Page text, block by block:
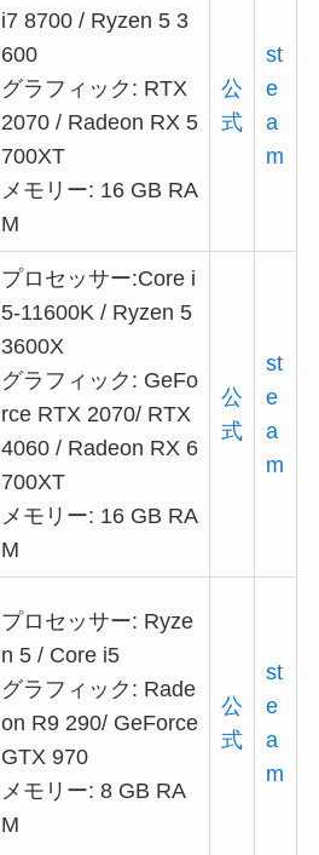
i7 8700 / Ryzen 5 3
600
グラフィック: RTX
2070 / Radeon RX 5
700XT
メモリー: 16 GB RA
M
公
式
st
e
a
m
プロセッサー:Core i
5-11600K / Ryzen 5
3600X
グラフィック: GeFo
rce RTX 2070/ RTX
4060 / Radeon RX 6
700XT
メモリー: 16 GB RA
M
公
式
st
e
a
m
プロセッサー: Ryze
n 5 / Core i5
グラフィック: Rade
on R9 290/ GeForce
GTX 970
メモリー: 8 GB RA
M
公
式
st
e
a
m